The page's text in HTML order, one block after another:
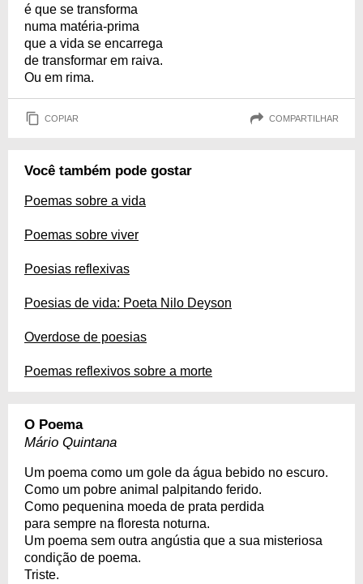
é que se transforma
numa matéria-prima
que a vida se encarrega
de transformar em raiva.
Ou em rima.
COPIAR COMPARTILHAR
Você também pode gostar
Poemas sobre a vida
Poemas sobre viver
Poesias reflexivas
Poesias de vida: Poeta Nilo Deyson
Overdose de poesias
Poemas reflexivos sobre a morte
O Poema
Mário Quintana
Um poema como um gole da água bebido no escuro.
Como um pobre animal palpitando ferido.
Como pequenina moeda de prata perdida
para sempre na floresta noturna.
Um poema sem outra angústia que a sua misteriosa
condição de poema.
Triste.